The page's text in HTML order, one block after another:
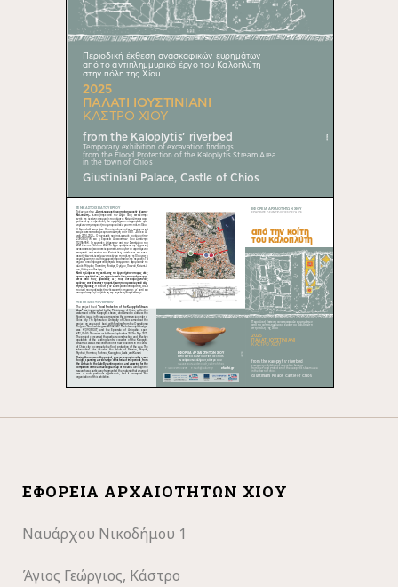
ΕΦΟΡΕΊΑ ΑΡΧΑΙΟΤΉΤΩΝ ΧΊΟΥ
Ναυάρχου Νικοδήμου 1
Άγιος Γεώργιος, Κάστρο